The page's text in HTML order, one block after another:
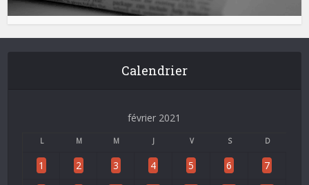
Calendrier
février 2021
L M M J V S D
1 2 3 4 5 6 7